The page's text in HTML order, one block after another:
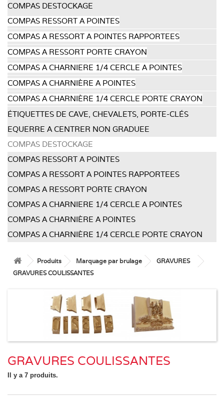
COMPAS DESTOCKAGE
COMPAS RESSORT A POINTES
COMPAS A RESSORT A POINTES RAPPORTEES
COMPAS A RESSORT PORTE CRAYON
COMPAS A CHARNIERE 1/4 CERCLE A POINTES
COMPAS A CHARNIÈRE A POINTES
COMPAS A CHARNIÈRE 1/4 CERCLE PORTE CRAYON
ÉTIQUETTES DE CAVE, CHEVALETS, PORTE-CLÉS
EQUERRE A CENTRER NON GRADUEE
COMPAS DESTOCKAGE
COMPAS RESSORT A POINTES
COMPAS A RESSORT A POINTES RAPPORTEES
COMPAS A RESSORT PORTE CRAYON
COMPAS A CHARNIERE 1/4 CERCLE A POINTES
COMPAS A CHARNIÈRE A POINTES
COMPAS A CHARNIÈRE 1/4 CERCLE PORTE CRAYON
Produits Marquage par brulage
GRAVURES
GRAVURES COULISSANTES
GRAVURES COULISSANTES
Il y a 7 produits.